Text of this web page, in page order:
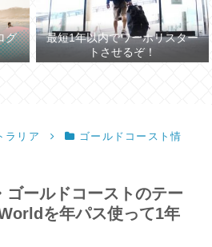
グ
最短1年以内でワーホリスター
トさせるぞ！
ラリア
ゴールドコースト情
ゴールドコーストのテー
を年パス使って1年